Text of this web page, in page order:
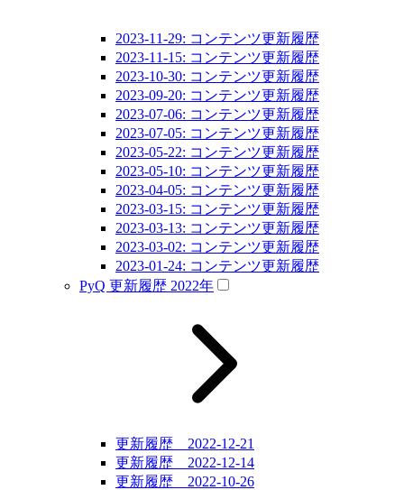
2023-11-29: コンテンツ更新履歴
2023-11-15: コンテンツ更新履歴
2023-10-30: コンテンツ更新履歴
2023-09-20: コンテンツ更新履歴
2023-07-06: コンテンツ更新履歴
2023-07-05: コンテンツ更新履歴
2023-05-22: コンテンツ更新履歴
2023-05-10: コンテンツ更新履歴
2023-04-05: コンテンツ更新履歴
2023-03-15: コンテンツ更新履歴
2023-03-13: コンテンツ更新履歴
2023-03-02: コンテンツ更新履歴
2023-01-24: コンテンツ更新履歴
PyQ 更新履歴 2022年
更新履歴 2022-12-21
更新履歴 2022-12-14
更新履歴 2022-10-26